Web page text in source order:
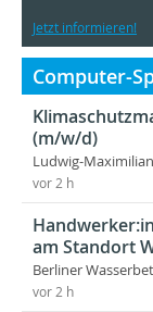
Jetzt informieren!
Computer-
(m/w/d)
Ludwig-
vor 2 h
am Standort
Berliner
vor 2 h